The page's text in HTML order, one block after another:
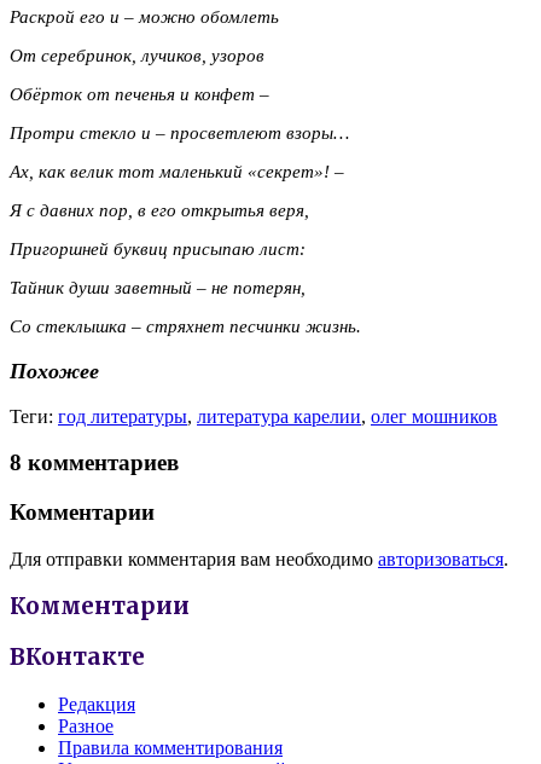
Раскрой его и – можно обомлеть
От серебринок, лучиков, узоров
Обёрток от печенья и конфет –
Протри стекло и – просветлеют взоры…
Ах, как велик тот маленький «секрет»! –
Я с давних пор, в его открытья веря,
Пригоршней буквиц присыпаю лист:
Тайник души заветный – не потерян,
Со стеклышка – стряхнет песчинки жизнь.
Похожее
Теги: год литературы, литература карелии, олег мошников
8 комментариев
Комментарии
Для отправки комментария вам необходимо авторизоваться.
Комментарии
ВКонтакте
Редакция
Разное
Правила комментирования